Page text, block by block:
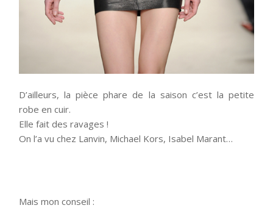
D’ailleurs, la pièce phare de la saison c’est la petite
robe en cuir.
Elle fait des ravages !
On l’a vu chez Lanvin, Michael Kors, Isabel Marant…
Mais mon conseil :